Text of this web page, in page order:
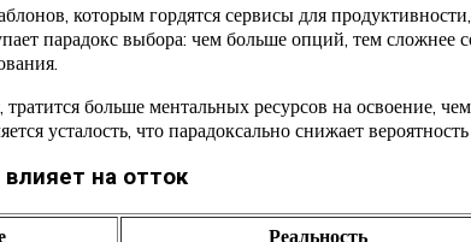
которым гордятся сервисы для
парадокс выбора: чем больше опций, тем сложнее
тратится больше ментальных ресурсов на
усталость, что парадоксально снижает
на отток
Реальность